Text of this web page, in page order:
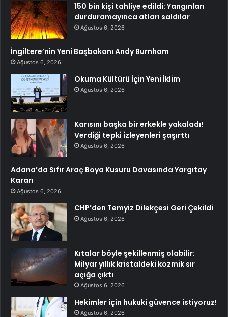
150 bin kişi tahliye edildi: Yangınları
durduramayınca atları saldılar
Ağustos 6, 2026
İngiltere’nin Yeni Başbakanı Andy Burnham
Ağustos 6, 2026
Okuma Kültürü İçin Yeni İklim
Ağustos 6, 2026
Karısını başka bir erkekle yakaladı!
Verdiği tepki izleyenleri şaşırttı
Ağustos 6, 2026
Adana’da Sıfır Araç Boya Kusuru Davasında Yargıtay
Kararı
Ağustos 6, 2026
CHP’den Temyiz Dilekçesi Geri Çekildi
Ağustos 6, 2026
Kıtalar böyle şekillenmiş olabilir:
Milyar yıllık kristaldeki kozmik sır
açığa çıktı
Ağustos 6, 2026
Hekimler için hukuki güvence istiyoruz!
Ağustos 6, 2026